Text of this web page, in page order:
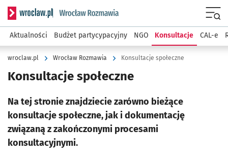
Serwis informacyjny wroclaw.pl podserwis: Rozmawia
Aktualności Budżet partycypacyjny NGO Konsultacje CAL-e
wroclaw.pl Wrocław Rozmawia Konsultacje społeczne
Konsultacje społeczne
Na tej stronie znajdziecie zarówno bieżące
konsultacje społeczne, jak i dokumentację
związaną z zakończonymi procesami
konsultacyjnymi.